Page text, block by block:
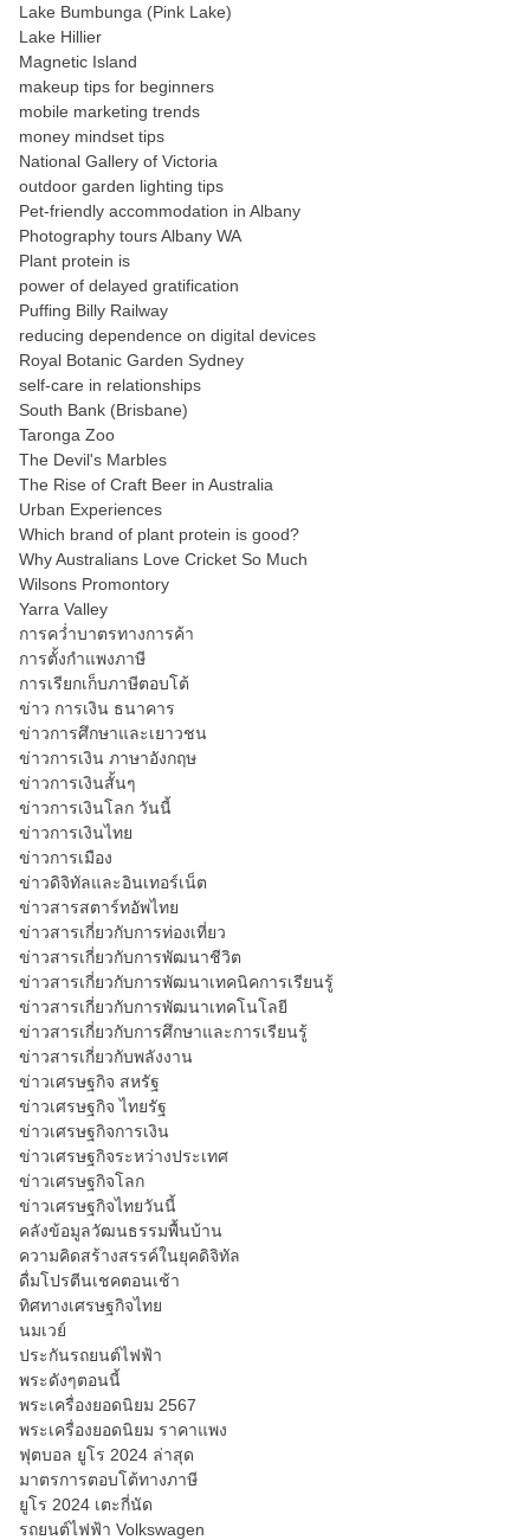
Lake Bumbunga (Pink Lake)
Lake Hillier
Magnetic Island
makeup tips for beginners
mobile marketing trends
money mindset tips
National Gallery of Victoria
outdoor garden lighting tips
Pet-friendly accommodation in Albany
Photography tours Albany WA
Plant protein is
power of delayed gratification
Puffing Billy Railway
reducing dependence on digital devices
Royal Botanic Garden Sydney
self-care in relationships
South Bank (Brisbane)
Taronga Zoo
The Devil's Marbles
The Rise of Craft Beer in Australia
Urban Experiences
Which brand of plant protein is good?
Why Australians Love Cricket So Much
Wilsons Promontory
Yarra Valley
การคว่ำบาตรทางการค้า
การตั้งกำแพงภาษี
การเรียกเก็บภาษีตอบโต้
ข่าว การเงิน ธนาคาร
ข่าวการศึกษาและเยาวชน
ข่าวการเงิน ภาษาอังกฤษ
ข่าวการเงินสั้นๆ
ข่าวการเงินโลก วันนี้
ข่าวการเงินไทย
ข่าวการเมือง
ข่าวดิจิทัลและอินเทอร์เน็ต
ข่าวสารสตาร์ทอัพไทย
ข่าวสารเกี่ยวกับการท่องเที่ยว
ข่าวสารเกี่ยวกับการพัฒนาชีวิต
ข่าวสารเกี่ยวกับการพัฒนาเทคนิคการเรียนรู้
ข่าวสารเกี่ยวกับการพัฒนาเทคโนโลยี
ข่าวสารเกี่ยวกับการศึกษาและการเรียนรู้
ข่าวสารเกี่ยวกับพลังงาน
ข่าวเศรษฐกิจ สหรัฐ
ข่าวเศรษฐกิจ ไทยรัฐ
ข่าวเศรษฐกิจการเงิน
ข่าวเศรษฐกิจระหว่างประเทศ
ข่าวเศรษฐกิจโลก
ข่าวเศรษฐกิจไทยวันนี้
คลังข้อมูลวัฒนธรรมพื้นบ้าน
ความคิดสร้างสรรค์ในยุคดิจิทัล
ดื่มโปรตีนเชคตอนเช้า
ทิศทางเศรษฐกิจไทย
นมเวย์
ประกันรถยนต์ไฟฟ้า
พระดังๆตอนนี้
พระเครื่องยอดนิยม 2567
พระเครื่องยอดนิยม ราคาแพง
ฟุตบอล ยูโร 2024 ล่าสุด
มาตรการตอบโต้ทางภาษี
ยูโร 2024 เตะกี่นัด
รถยนต์ไฟฟ้า Volkswagen